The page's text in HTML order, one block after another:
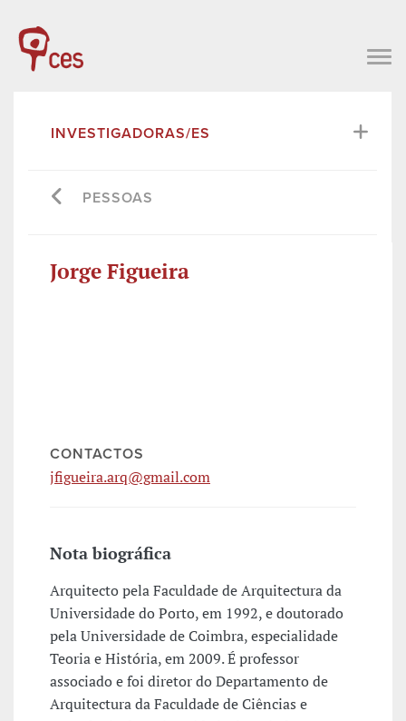
INVESTIGADORAS/ES
PESSOAS
Jorge Figueira
CONTACTOS
jfigueira.arq@gmail.com
Nota biográfica
Arquitecto pela Faculdade de Arquitectura da
Universidade do Porto, em 1992, e doutorado
pela Universidade de Coimbra, especialidade
Teoria e História, em 2009. É professor
associado e foi diretor do Departamento de
Arquitectura da Faculdade de Ciências e